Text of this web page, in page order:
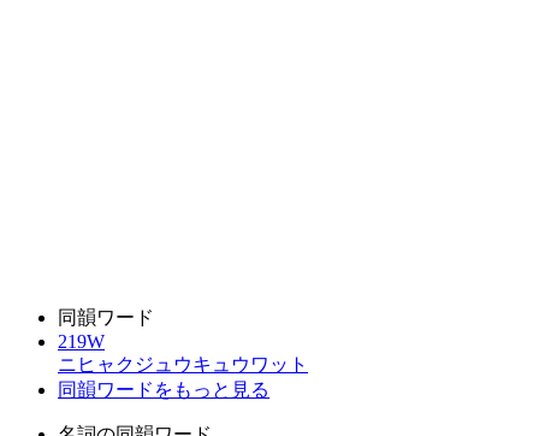
同韻ワード
219W
ニヒャクジュウキュウワット
同韻ワードをもっと見る